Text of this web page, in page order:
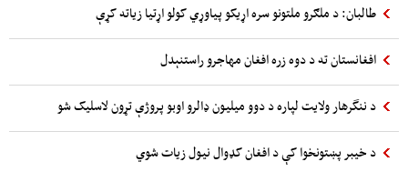
طالبان: د ملګرو ملتونو سره اړیکو پیاوړي کولو اړتیا زیاته کړې
افغانستان ته د دوه زره افغان مهاجرو راستنېدل
د ننگرهار ولایت لپاره د دوو میلیون ډالرو اوبو پروژې تړون لاسلیک شو
د خیبر پښتونخوا کې د افغان کډوال نیول زیات شوي